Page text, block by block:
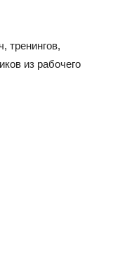
тренингов,
из рабочего